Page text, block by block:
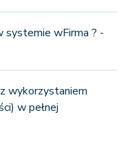
systemie wFirma ? -
wykorzystaniem
w pełnej